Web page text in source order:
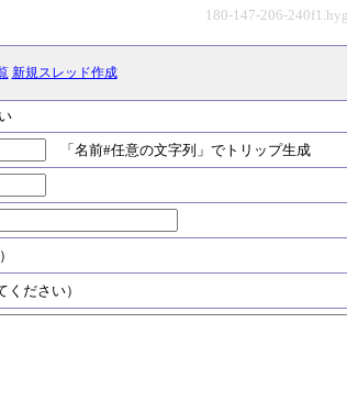
180-147-206-
新規スレッド作成
「名前#任意の文字列」でトリップ生成
ください）